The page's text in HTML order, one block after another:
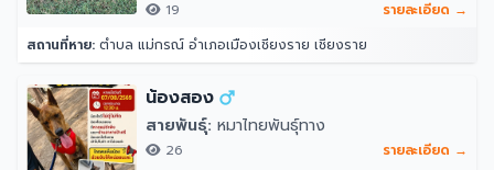
19
รายละเอียด →
สถานที่หาย: ตำบล แม่กรณ์ อำเภอเมืองเชียงราย เชียงราย
น้องสอง
สายพันธุ์: หมาไทยพันธุ์ทาง
26 รายละเอียด →